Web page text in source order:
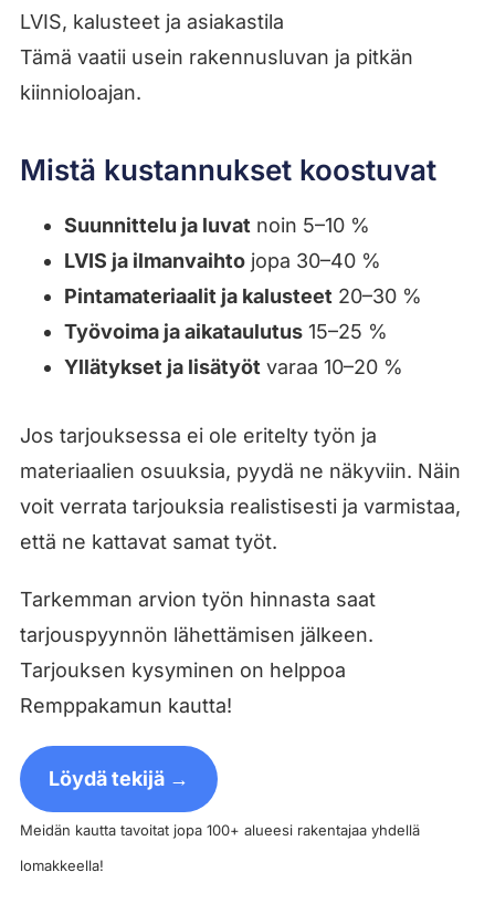
LVIS, kalusteet ja asiakastila
Tämä vaatii usein rakennusluvan ja pitkän
kiinnioloajan.
Mistä kustannukset koostuvat
Suunnittelu ja luvat noin 5–10 %
LVIS ja ilmanvaihtojopa 30–40 %
Pintamateriaalit ja kalusteet 20–30 %
Työvoima ja aikataulutus15–25 %
Yllätykset ja lisätyöt varaa 10–20 %
Jos tarjouksessa ei ole eritelty työn ja
materiaalien osuuksia, pyydä ne näkyviin. Näin
voit verrata tarjouksia realistisesti ja varmistaa,
että ne kattavat samat työt.
Tarkemman arvion työn hinnasta saat
tarjouspyynnön lähettämisen jälkeen.
Tarjouksen kysyminen on helppoa
Remppakamun kautta!
Löydä tekijä →
Meidän kautta tavoitat jopa 100+ alueesi rakentajaa yhdellä
lomakkeella!